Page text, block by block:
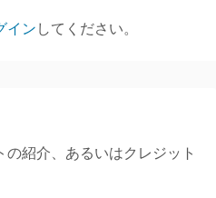
イン してください。
紹介、あるいはクレジット